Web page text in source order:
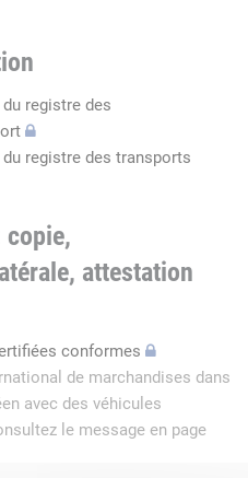
registre des
registre des transports
copie,
attestation
conformes
de marchandises dans
avec des véhicules
le message en page